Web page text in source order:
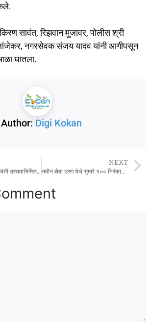
सावंत, रिझवान मुजावर, पोलीस श्री
लांजेकर, नगरसेवक संजय यादव यांनी आगीपसून
घातला.
Author: Digi Kokan
सोनवडे येथे हनुमान जयंती उत्सवानिमित्त उद्या विविध कार्यक्रमांचे आयोजन
NEXT
नवीन शेवा उरण येथे सुमारे १०० निरंकारी भक्तांचे उत्स्फूर्त रक्तदान